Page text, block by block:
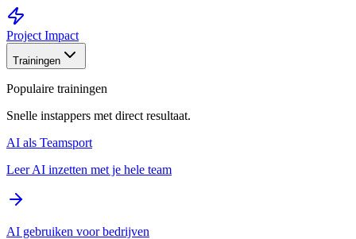
Project Impact
Trainingen
Populaire trainingen
Snelle instappers met direct resultaat.
AI als Teamsport
Leer AI inzetten met je hele team
AI gebruiken voor bedrijven